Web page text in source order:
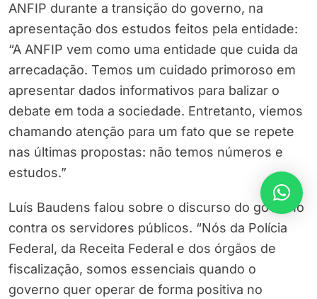
ANFIP durante a transição do governo, na
apresentação dos estudos feitos pela entidade:
“A ANFIP vem como uma entidade que cuida da
arrecadação. Temos um cuidado primoroso em
apresentar dados informativos para balizar o
debate em toda a sociedade. Entretanto, viemos
chamando atenção para um fato que se repete
nas últimas propostas: não temos números e
estudos.”
Luís Baudens falou sobre o discurso do governo
contra os servidores públicos. “Nós da Polícia
Federal, da Receita Federal e dos órgãos de
fiscalização, somos essenciais quando o
governo quer operar de forma positiva no